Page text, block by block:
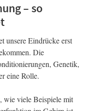
– so
unsere Eindrücke erst
Die
Genetik,
eine Rolle.
, wie viele Beispiele mit